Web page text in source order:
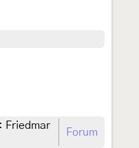
Friedmar
Forum